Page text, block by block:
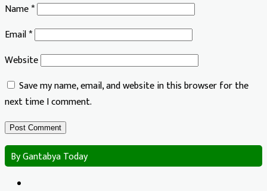
Name*
Email*
Website
Save my name, email, and website in this browser for the
next time I comment.
By Gantabya Today